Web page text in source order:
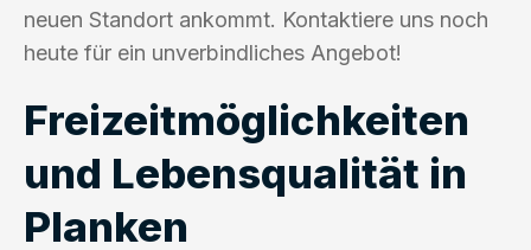
neuen Standort ankommt. Kontaktiere uns noch
heute für ein unverbindliches Angebot!
Freizeitmöglichkeiten
und Lebensqualität in
Planken